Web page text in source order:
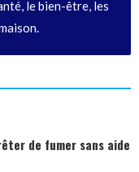
le bien-être, les
de fumer sans aide